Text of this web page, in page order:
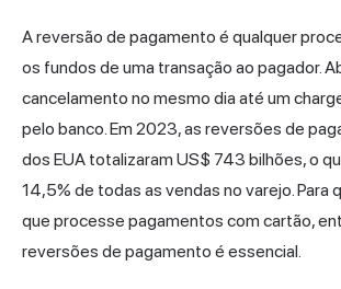
A reversão de pagamento é qualquer
os fundos de uma transação ao pagador.
cancelamento no mesmo dia até um
pelo banco. Em 2023, as reversões de
dos EUA totalizaram US$ 743 bilhões, o
14,5% de todas as vendas no varejo. Para
que processe pagamentos com cartão,
reversões de pagamento é essencial.